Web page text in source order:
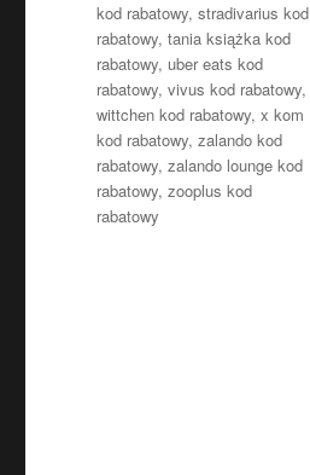
kod rabatowy,stradivarius kod
rabatowy,tania książka kod
rabatowy, uber eats kod
rabatowy,vivus kod rabatowy,
wittchen kod rabatowy,x kom
kod rabatowy,zalando kod
rabatowy,zalando lounge kod
rabatowy,zooplus kod
rabatowy